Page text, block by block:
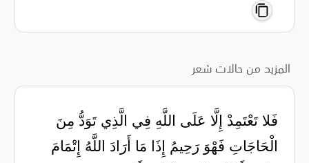
المزيد من حالات شعر
‏فَلا تَعْتَمِدْ إِلَّا عَلَى اللَّهِ فِي الَّذِي ‏تَوَدُّ مِنَ
الْحَاجَاتِ فَهْوَ رَحِيمُ ‏إِذَا مَا أَرَادَ اللَّهُ إِتْمَامَ